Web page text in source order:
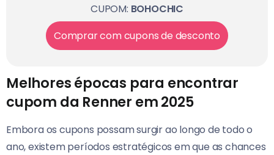
CUPOM: BOHOCHIC
Comprar com cupons de desconto
Melhores épocas para encontrar
cupom da Renner em 2025
Embora os cupons possam surgir ao longo de todo o
ano, existem períodos estratégicos em que as chances